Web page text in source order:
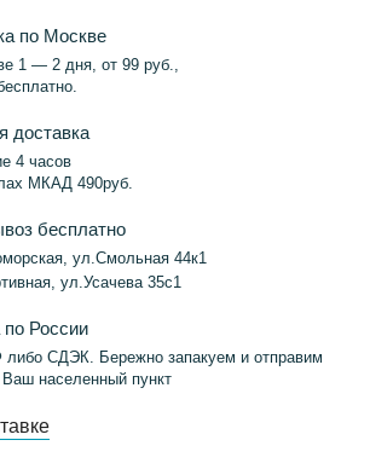
по Москве
1 — 2 дня, от 99 руб.,
доставка
4 часов
МКАД 490руб.
бесплатно
ул.Смольная 44к1
ул.Усачева 35с1
по России
либо СДЭК. Бережно запакуем и отправим
населенный пункт